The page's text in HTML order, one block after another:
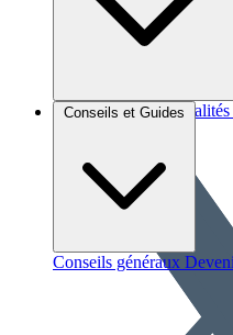
Brèves et actus Actualités
Conseils et Guides
Conseils généraux